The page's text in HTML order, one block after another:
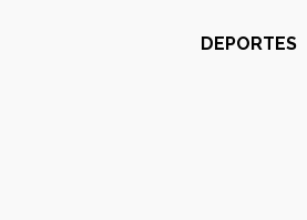
DEPORTES